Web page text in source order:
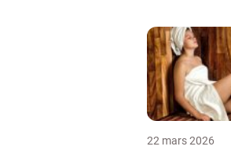
22 mars 2026